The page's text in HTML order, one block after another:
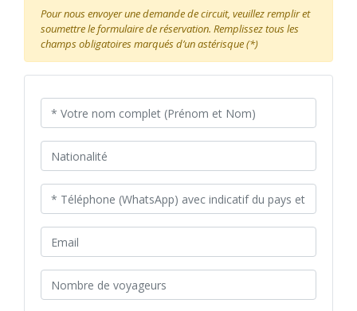
Pour nous envoyer une demande de circuit, veuillez remplir et
soumettre le formulaire de réservation. Remplissez tous les
champs obligatoires marqués d’un astérisque (*)